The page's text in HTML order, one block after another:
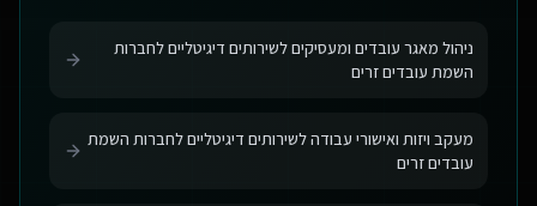
ניהול מאגר עובדים ומעסיקים לשירותים דיגיטליים לחברות
השמת עובדים זרים
מעקב ויזות ואישורי עבודה לשירותים דיגיטליים לחברות השמת
עובדים זרים